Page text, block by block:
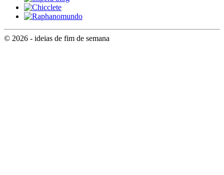
© 2026 - ideias de fim de semana